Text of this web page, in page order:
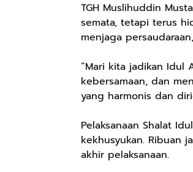
TGH Muslihuddin
semata, tetapi terus
menjaga
“Mari kita jadikan Idul
kebersamaan, dan
yang harmonis dan
Pelaksanaan Shalat
kekhusyukan. Ribuan
akhir pelaksanaan.